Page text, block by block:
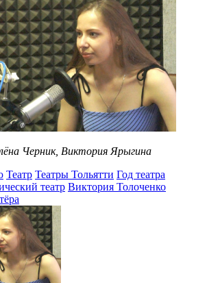
Черник, Виктория Ярыгина
Театр Театры Тольятти Год театра
театр Виктория Толоченко